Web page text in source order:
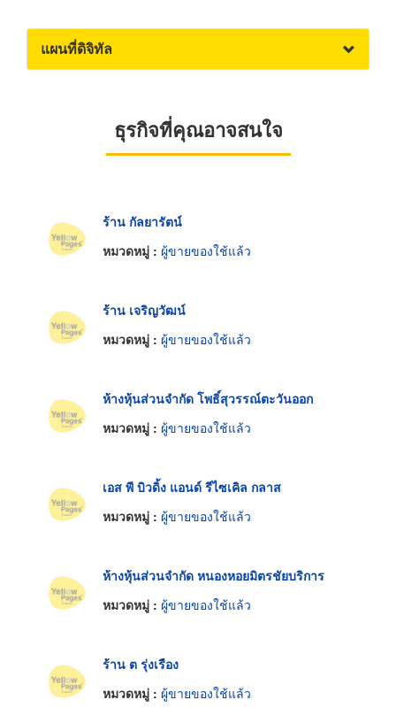
แผนที่ดิจิทัล
ธุรกิจที่คุณอาจสนใจ
ร้าน กัลยารัตน์
หมวดหมู่ : ผู้ขายของใช้แล้ว
ร้าน เจริญวัฒน์
หมวดหมู่ : ผู้ขายของใช้แล้ว
ห้างหุ้นส่วนจำกัด โพธิ์สุวรรณ์ตะวันออก
หมวดหมู่ : ผู้ขายของใช้แล้ว
เอส พี บิวดิ้ง แอนด์ รีไซเคิล กลาส
หมวดหมู่ : ผู้ขายของใช้แล้ว
ห้างหุ้นส่วนจำกัด หนองหอยมิตรชัยบริการ
หมวดหมู่ : ผู้ขายของใช้แล้ว
ร้าน ต รุ่งเรือง
หมวดหมู่ : ผู้ขายของใช้แล้ว